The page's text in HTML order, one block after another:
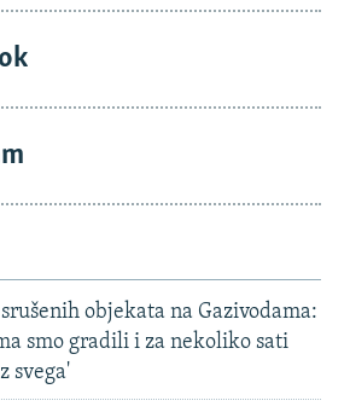
objekata na Gazivodama:
smo gradili i za nekoliko sati
svega'